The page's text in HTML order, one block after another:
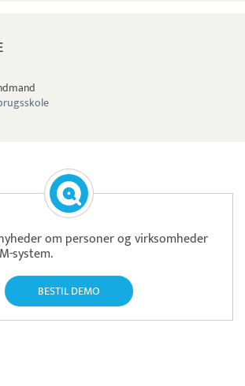
om personer og virksomheder
system.
BESTIL DEMO